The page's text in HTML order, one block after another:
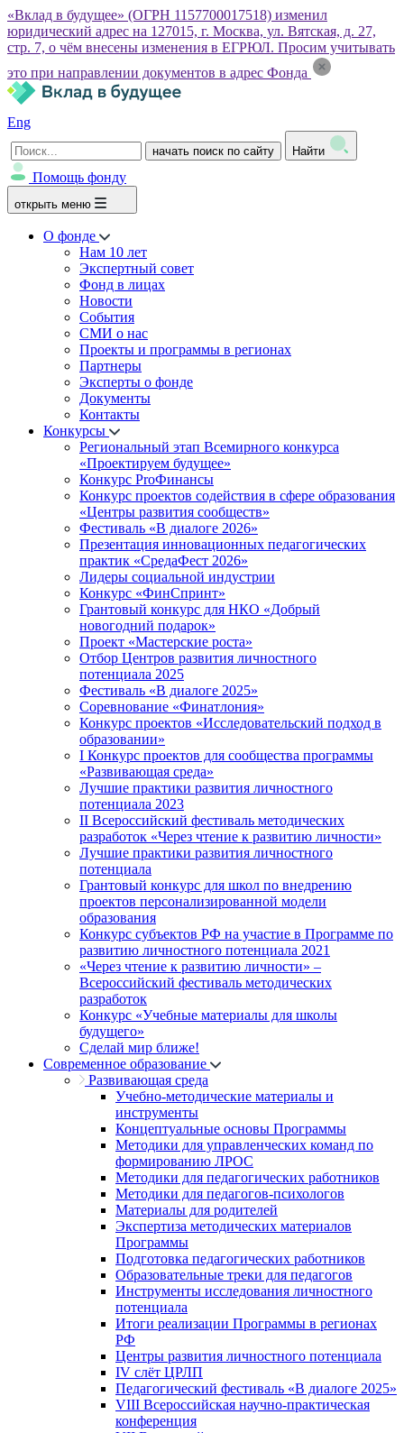
«Вклад в будущее» (ОГРН 1157700017518) изменил
юридический адрес на 127015, г. Москва, ул. Вятская, д. 27,
стр. 7, о чём внесены изменения в ЕГРЮЛ. Просим учитывать
это при направлении документов в адрес Фонда
Eng
начать поиск по сайту Найти
Помощь фонду
открыть меню
О фонде
Нам 10 лет
Экспертный совет
Фонд в лицах
Новости
События
СМИ о нас
Проекты и программы в регионах
Партнеры
Эксперты о фонде
Документы
Контакты
Конкурсы
Региональный этап Всемирного конкурса
«Проектируем будущее»
Конкурс ProФинансы
Конкурс проектов содействия в сфере образования
«Центры развития сообществ»
Фестиваль «В диалоге 2026»
Презентация инновационных педагогических
практик «СредаФест 2026»
Лидеры социальной индустрии
Конкурс «ФинСпринт»
Грантовый конкурс для НКО «Добрый
новогодний подарок»
Проект «Мастерские роста»
Отбор Центров развития личностного
потенциала 2025
Фестиваль «В диалоге 2025»
Соревнование «Финатлония»
Конкурс проектов «Исследовательский подход в
образовании»
I Конкурс проектов для сообщества программы
«Развивающая среда»
Лучшие практики развития личностного
потенциала 2023
II Всероссийский фестиваль методических
разработок «Через чтение к развитию личности»
Лучшие практики развития личностного
потенциала
Грантовый конкурс для школ по внедрению
проектов персонализированной модели
образования
Конкурс субъектов РФ на участие в Программе по
развитию личностного потенциала 2021
«Через чтение к развитию личности» –
Всероссийский фестиваль методических
разработок
Конкурс «Учебные материалы для школы
будущего»
Сделай мир ближе!
Современное образование
Развивающая среда
Учебно-методические материалы и
инструменты
Концептуальные основы Программы
Методики для управленческих команд по
формированию ЛРОС
Методики для педагогических работников
Методики для педагогов-психологов
Материалы для родителей
Экспертиза методических материалов
Программы
Подготовка педагогических работников
Образовательные треки для педагогов
Инструменты исследования личностного
потенциала
Итоги реализации Программы в регионах
РФ
Центры развития личностного потенциала
IV слёт ЦРЛП
Педагогический фестиваль «В диалоге 2025»
VIII Всероссийская научно-практическая
конференция